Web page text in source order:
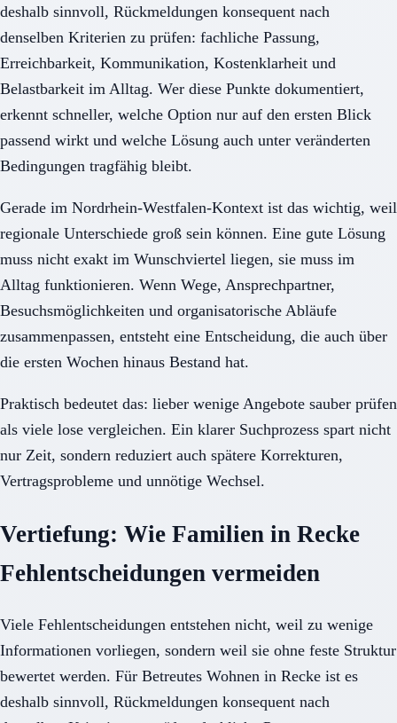
deshalb sinnvoll, Rückmeldungen konsequent nach
denselben Kriterien zu prüfen: fachliche Passung,
Erreichbarkeit, Kommunikation, Kostenklarheit und
Belastbarkeit im Alltag. Wer diese Punkte dokumentiert,
erkennt schneller, welche Option nur auf den ersten Blick
passend wirkt und welche Lösung auch unter veränderten
Bedingungen tragfähig bleibt.
Gerade im Nordrhein-Westfalen-Kontext ist das wichtig, weil
regionale Unterschiede groß sein können. Eine gute Lösung
muss nicht exakt im Wunschviertel liegen, sie muss im
Alltag funktionieren. Wenn Wege, Ansprechpartner,
Besuchsmöglichkeiten und organisatorische Abläufe
zusammenpassen, entsteht eine Entscheidung, die auch über
die ersten Wochen hinaus Bestand hat.
Praktisch bedeutet das: lieber wenige Angebote sauber prüfen
als viele lose vergleichen. Ein klarer Suchprozess spart nicht
nur Zeit, sondern reduziert auch spätere Korrekturen,
Vertragsprobleme und unnötige Wechsel.
Vertiefung: Wie Familien in Recke
Fehlentscheidungen vermeiden
Viele Fehlentscheidungen entstehen nicht, weil zu wenige
Informationen vorliegen, sondern weil sie ohne feste Struktur
bewertet werden. Für Betreutes Wohnen in Recke ist es
deshalb sinnvoll, Rückmeldungen konsequent nach